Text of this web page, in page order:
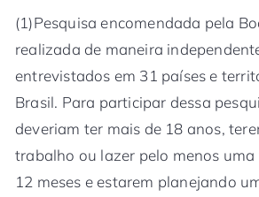
(1)Pesquisa encomendada pela
realizada de maneira
entrevistados em 31 países e
Brasil. Para participar dessa
deveriam ter mais de 18 anos,
trabalho ou lazer pelo menos
12 meses e estarem planejando